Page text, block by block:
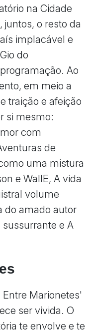
na Cidade
juntos, o resto da
implacável e
do
Ao
em meio a
traição e afeição
si mesmo:
com
de
uma mistura
e WallE, A vida
volume
do amado autor
e A
Marionetes'
ser vivida. O
te envolve e te